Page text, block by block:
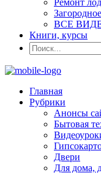
Ремонт
ВСЕ
Книги, курсы
Главная
Рубрики
Анонсы
Бытовая
Двери
Для дома,